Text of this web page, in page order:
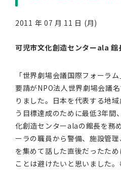
2011 年 07 月 11 日 (月)
可児市文化創造センターala
「世界劇場会議国際フォーラ
要請がNPO法人世界劇場会議
りました。日本を代表する地
う目標達成のために最低3年間
化創造センターalaの館長を務
ーラの職員から警備、施設管
を集めて話した直後だったた
ことは避けたいと思いました